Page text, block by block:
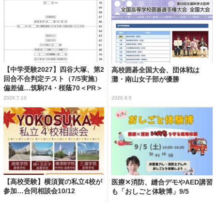
【中学受験2027】四谷大塚、第2
回合不合判定テスト（7/5実施）
偏差値…筑駒74・桜蔭70＜PR＞
2026.7.10
高校囲碁全国大会、団体戦は
灘・南山女子部が優勝
2026.8.5
【高校受験】横須賀の私立4校が
参加…合同相談会10/12
医療✕消防、縫合デモやAED講習
も「おしごと体験博」9/5